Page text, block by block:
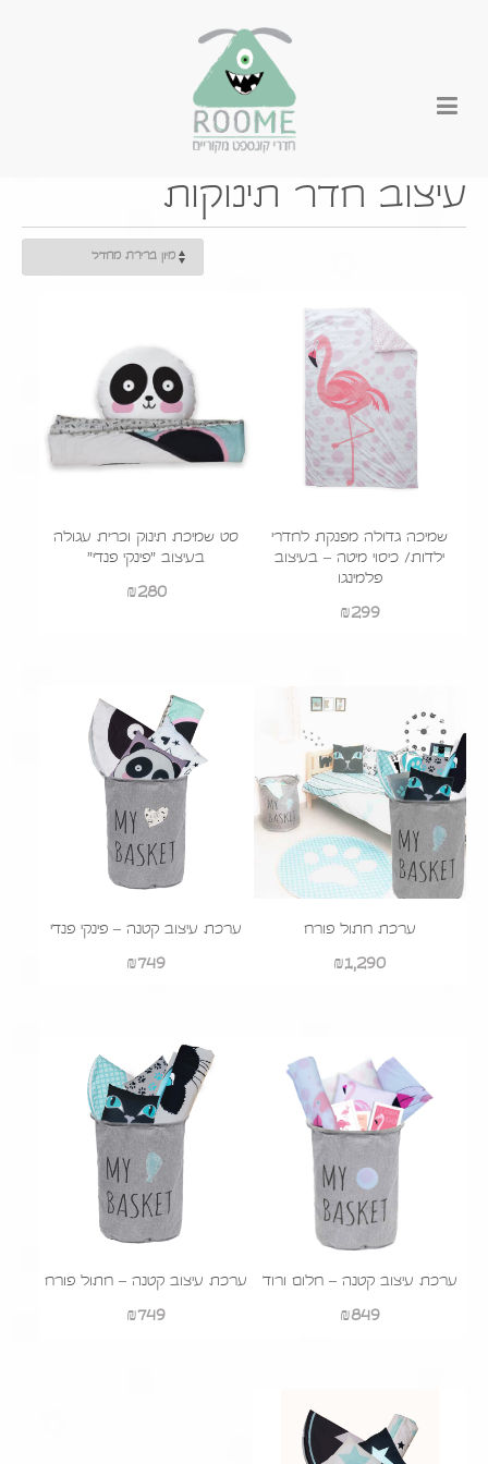
עיצוב חדר תינוקות
שמיכה גדולה מפנקת לחדרי
ילדות/ כיסוי מיטה – בעיצוב
פלמינגו
₪299
סט שמיכת תינוק וכרית עגולה
בעיצוב "פינקי פנדי"
₪280
ערכת חתול פורח
₪1,290
ערכת עיצוב קטנה – פינקי פנדי
₪749
ערכת עיצוב קטנה – חלום ורוד
₪849
ערכת עיצוב קטנה – חתול פורח
₪749